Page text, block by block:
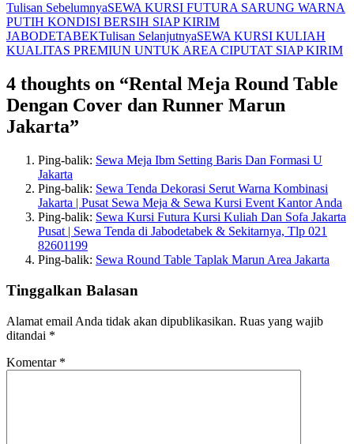
Tulisan SebelumnyaSEWA KURSI FUTURA SARUNG WARNA
PUTIH KONDISI BERSIH SIAP KIRIM
JABODETABEKTulisan SelanjutnyaSEWA KURSI KULIAH
KUALITAS PREMIUN UNTUK AREA CIPUTAT SIAP KIRIM
4 thoughts on “Rental Meja Round Table
Dengan Cover dan Runner Marun
Jakarta”
Ping-balik: Sewa Meja Ibm Setting Baris Dan Formasi U
Jakarta
Ping-balik: Sewa Tenda Dekorasi Serut Warna Kombinasi
Jakarta | Pusat Sewa Meja & Sewa Kursi Event Kantor Anda
Ping-balik: Sewa Kursi Futura Kursi Kuliah Dan Sofa Jakarta
Pusat | Sewa Tenda di Jabodetabek & Sekitarnya, Tlp 021
82601199
Ping-balik: Sewa Round Table Taplak Marun Area Jakarta
Tinggalkan Balasan
Alamat email Anda tidak akan dipublikasikan. Ruas yang wajib
ditandai *
Komentar *